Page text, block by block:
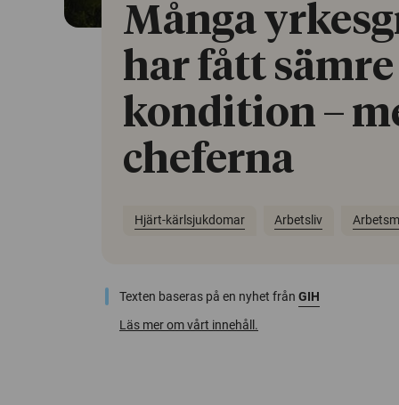
Många
har fått sämre
kondition –
cheferna
Hjärt-kärlsjukdomar Arbetsliv
Texten baseras på en nyhet från GIH
Läs mer om vårt innehåll.